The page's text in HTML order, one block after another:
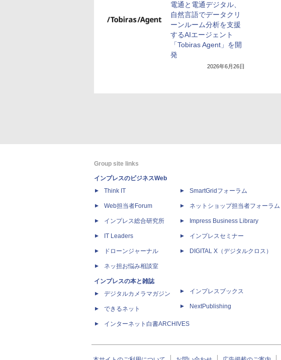
電通と電通デジタル、
自然言語でデータクリ
ーンルーム分析を支援
するAIエージェント
「Tobiras Agent」を開
発
2026年6月26日
Group site links
インプレスのビジネスWeb
Think IT
Web担当者Forum
インプレス総合研究所
IT Leaders
ドローンジャーナル
ネッ担お悩み相談室
インプレスの本と雑誌
デジタルカメラマガジン
できるネット
インターネット白書ARCHIVES
SmartGridフォーラム
ネットショップ担当者フォーラム
Impress Business Library
インプレスセミナー
DIGITAL X（デジタルクロス）
インプレスブックス
NextPublishing